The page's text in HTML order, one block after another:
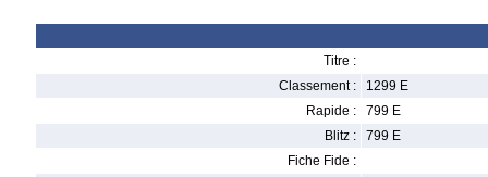
Titre :
Classement :
1299 E
Rapide :
799 E
Blitz :
799 E
Fiche Fide :